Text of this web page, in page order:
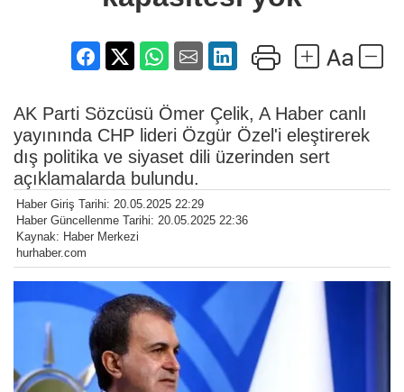
AK Parti Sözcüsü Ömer Çelik, A Haber canlı
yayınında CHP lideri Özgür Özel'i eleştirerek
dış politika ve siyaset dili üzerinden sert
açıklamalarda bulundu.
Haber Giriş Tarihi: 20.05.2025 22:29
Haber Güncellenme Tarihi: 20.05.2025 22:36
Kaynak: Haber Merkezi
hurhaber.com